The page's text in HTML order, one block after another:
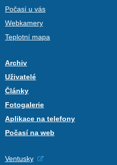
Počasí u vás
Webkamery
Teplotní mapa
Archiv
Uživatelé
Články
Fotogalerie
Aplikace na telefony
Počasí na web
Ventusky